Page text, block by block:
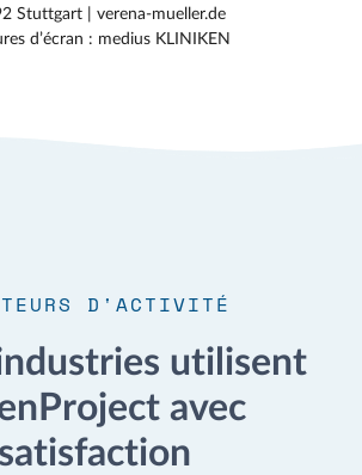
Stuttgart | verena-mueller.de
d’écran : medius KLINIKEN
D'ACTIVITÉ
utilisent
avec
satisfaction